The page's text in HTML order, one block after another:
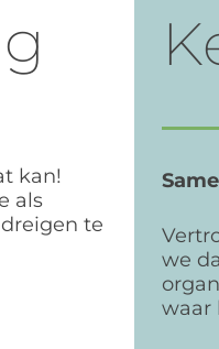
kan!
als
te
we
waar